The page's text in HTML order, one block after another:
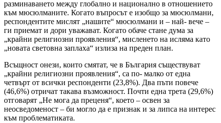
разминаването между глобално и национално в отношението
към мюсюлманите. Когато въпросът е изобщо за мюсюлмани,
респондентите мислят „нашите“ мюсюлмани и – най- вече –
ги приемат и дори уважават. Когато обаче стане дума за
„крайни религиозни проявления“, мисленето на исляма като
„новата световна заплаха“ излиза на преден план.
Всъщност онези, които смятат, че в България съществуват
„крайни религиозни проявления“, са по- малко от една
четвърт от всички респонденти (23,8%). Два пъти повече
(46,6%) отричат такава възможност. Почти една трета (29,6%)
отговарят „Не мога да преценя“, което – освен за
неосведоменост – би могло да е признак и за липса на интерес
към проблематиката.